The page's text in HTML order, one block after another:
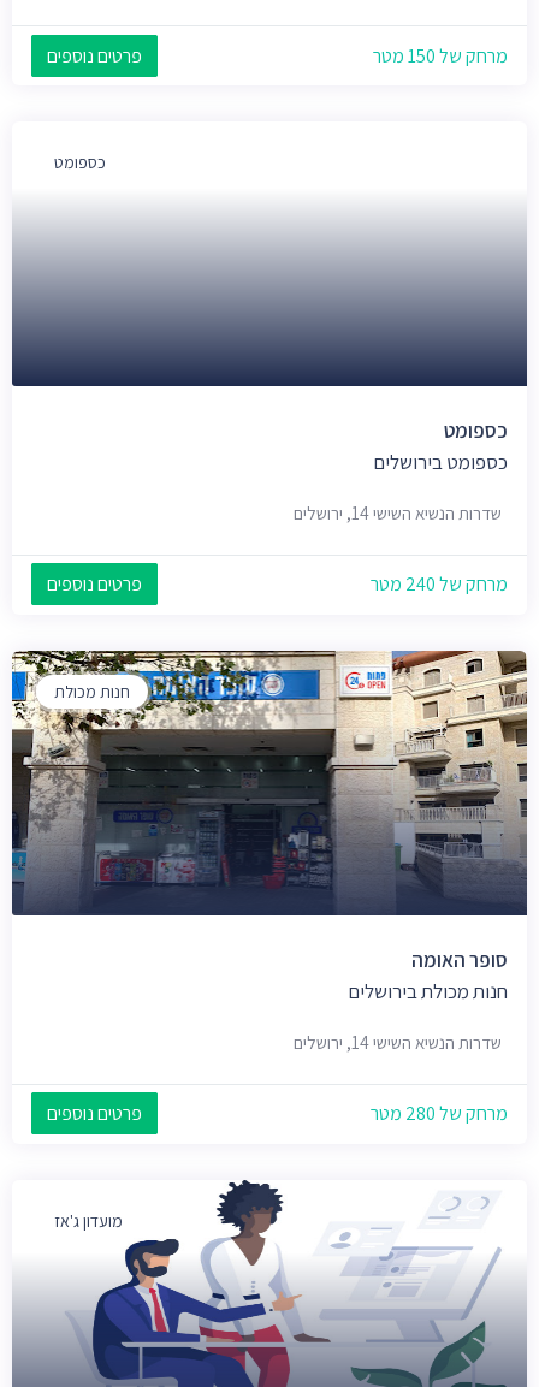
מרחק של 150 מטר פרטים נוספים
כספומט
כספומט
כספומט בירושלים
שדרות הנשיא השישי 14, ירושלים
מרחק של 240 מטר פרטים נוספים
חנות מכולת
סופר האומה
חנות מכולת בירושלים
שדרות הנשיא השישי 14, ירושלים
מרחק של 280 מטר פרטים נוספים
מועדון ג'אז